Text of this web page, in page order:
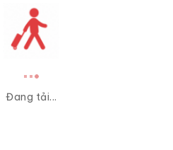
Đang tải...